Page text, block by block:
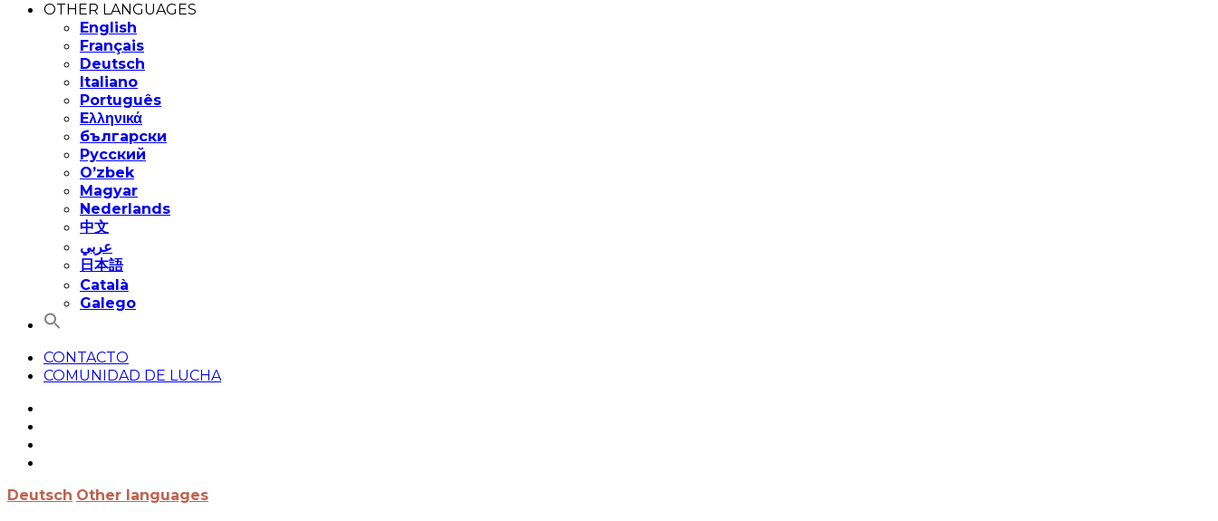
OTHER LANGUAGES
English
Français
Deutsch
Italiano
Português
Eλληνικά
български
Русский
O’zbek
Magyar
Nederlands
中文
عربي
日本語
Català
Galego
CONTACTO
COMUNIDAD DE LUCHA
Deutsch Other languages